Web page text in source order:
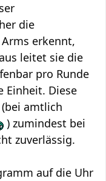
die
erkennt,
leitet sie die
pro Runde
Einheit. Diese
amtlich
) zumindest bei
zuverlässig.
auf die Uhr